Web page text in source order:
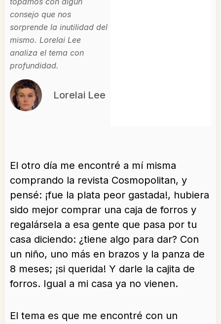
consejo que nos
sorprende la inutilidad del
mismo. Lorelai Lee
analiza el tema con
profundidad.
Lorelai Lee
El otro día me encontré a mí misma
comprando la revista Cosmopolitan, y
pensé: ¡fue la plata peor gastada!, hubiera
sido mejor comprar una caja de forros y
regalársela a esa gente que pasa por tu
casa diciendo: ¿tiene algo para dar? Con
un niño, uno más en brazos y la panza de
8 meses; ¡si querida! Y darle la cajita de
forros. Igual a mi casa ya no vienen.
El tema es que me encontré con un